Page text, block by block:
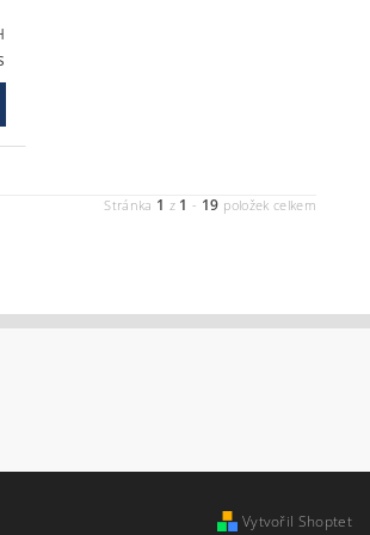
Stránka 1 z 1 - 19 položek celkem
Vytvořil Shoptet